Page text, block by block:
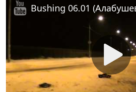
Bushing 06.01